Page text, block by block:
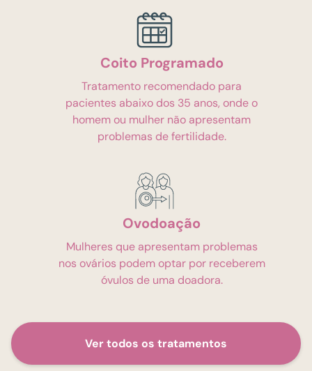
Coito Programado
Tratamento recomendado para
pacientes abaixo dos 35 anos, onde o
homem ou mulher não apresentam
problemas de fertilidade.
Ovodoação
Mulheres que apresentam problemas
nos ovários podem optar por receberem
óvulos de uma doadora.
Ver todos os tratamentos